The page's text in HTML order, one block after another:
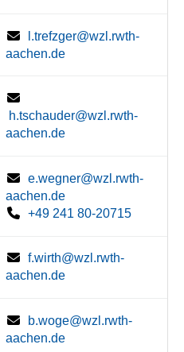
l.trefzger@wzl.rwth-
aachen.de
h.tschauder@wzl.rwth-
aachen.de
e.wegner@wzl.rwth-
aachen.de
+49 241 80-20715
f.wirth@wzl.rwth-
aachen.de
b.woge@wzl.rwth-
aachen.de